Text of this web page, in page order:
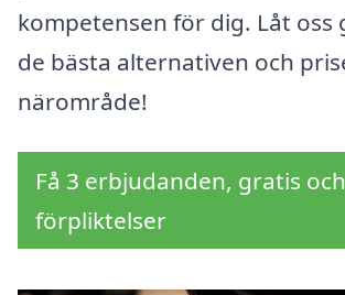
kompetensen för dig. Låt oss
de bästa alternativen och
närområde!
Få 3 erbjudanden, gratis
förpliktelser